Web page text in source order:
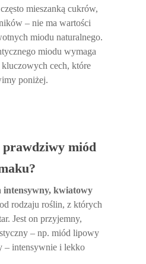
mieszanką cukrów,
– nie ma wartości
miodu naturalnego.
miodu wymaga
cech, które
poniżej.
prawdziwy miód
intensywny, kwiatowy
rodzaju roślin, z których
Jest on przyjemny,
– np. miód lipowy
– intensywnie i lekko